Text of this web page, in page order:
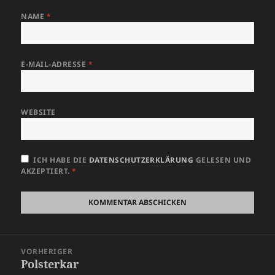
NAME *
E-MAIL-ADRESSE *
WEBSITE
ICH HABE DIE DATENSCHUTZERKLÄRUNG GELESEN UND
AKZEPTIERT. *
VORHERIGER
Vorheriger
Polsterkar